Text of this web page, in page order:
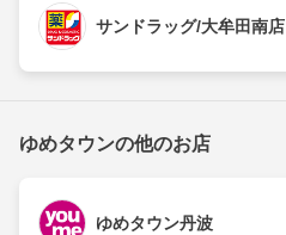
サンドラッグ/大牟田南店
ゆめタウンの他のお店
ゆめタウン丹波